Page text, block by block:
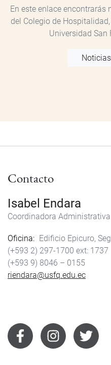
En este enlace
del Colegio de
Universidad San
Contacto
Isabel Endara
Coordinadora Administrativa
Oficina
Edificio Epicuro,
(+593 2) 297-1700
1737
(+593 9) 8046 – 0155
riendara@usfq.edu.ec